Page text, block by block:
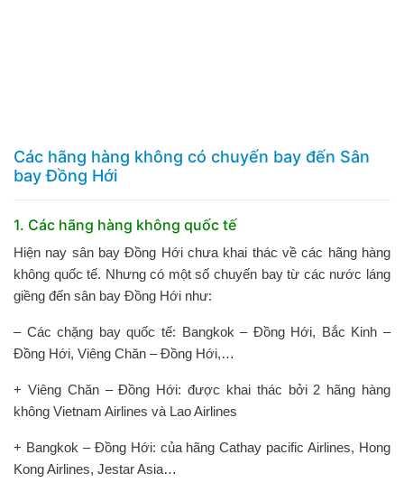
Các hãng hàng không có chuyến bay đến Sân
bay Đồng Hới
1. Các hãng hàng không quốc tế
Hiện nay sân bay Đồng Hới chưa khai thác về các hãng hàng
không quốc tế. Nhưng có một số chuyến bay từ các nước láng
giềng đến sân bay Đồng Hới như:
– Các chặng bay quốc tế: Bangkok – Đồng Hới, Bắc Kinh –
Đồng Hới, Viêng Chăn – Đồng Hới,…
+ Viêng Chăn – Đồng Hới: được khai thác bởi 2 hãng hàng
không Vietnam Airlines và Lao Airlines
+ Bangkok – Đồng Hới: của hãng Cathay pacific Airlines, Hong
Kong Airlines, Jestar Asia…